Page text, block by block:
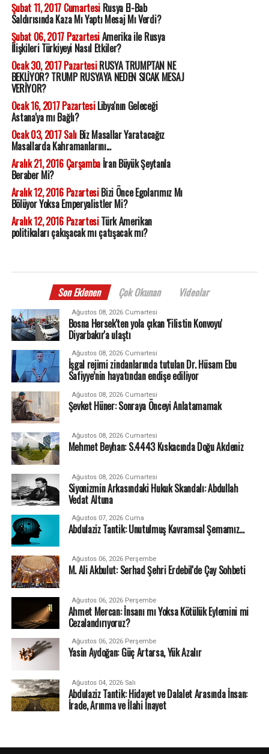
Şubat 11, 2017 CumartesiRusya El-Bab
Saldırısında Kaza Mı Yaptı Mesaj Mı Verdi?
Şubat 06, 2017 PazartesiAmerika ile Rusya
İlişkileri Türkiyeyi Nasıl Etkiler?
Ocak 30, 2017 PazartesiRUSYA TRUMPTAN NE
BEKLİYOR? TRUMP RUSYAYA NEDEN SICAK MESAJ
VERİYOR?
Ocak 16, 2017 PazartesiLibya'nın Geleceği
Astana'ya mı Bağlı?
Ocak 03, 2017 SalıBiz Masallar Yaratacağız
Masallarda Kahramanlarını...
Aralık 21, 2016 Çarşambaİran Büyük Şeytanla
Beraber Mi?
Aralık 12, 2016 PazartesiBizi Önce Egolarımız Mı
Bölüyor Yoksa Emperyalistler Mi?
Aralık 12, 2016 PazartesiTürk Amerikan
politikaları çakışacak mı çatışacak mı?
Son Eklenen Çok Okunan Videolar
Ağustos 08, 2026 Cumartesi
Bosna Hersek'ten yola çıkan 'Filistin Konvoyu'
Diyarbakır'a ulaştı
Ağustos 08, 2026 Cumartesi
İşgal rejimi zindanlarında tutulan Dr. Hüsam Ebu
Safiyye’nin hayatından endişe ediliyor
Ağustos 08, 2026 Cumartesi
Şevket Hüner: Sonraya Önceyi Anlatamamak
Ağustos 08, 2026 Cumartesi
Mehmet Beyhan: S.4443 Kıskacında Doğu Akdeniz
Ağustos 08, 2026 Cumartesi
Siyonizmin Arkasındaki Hukuk Skandalı: Abdullah
Vedat Altuna
Ağustos 07, 2026 Cuma
Abdulaziz Tantik: Unutulmuş Kavramsal Şemamız…
Ağustos 06, 2026 Perşembe
M. Ali Akbulut: Serhad Şehri Erdebil'de Çay Sohbeti
Ağustos 06, 2026 Perşembe
Ahmet Mercan: İnsanı mı Yoksa Kötülük Eylemini mi
Cezalandırıyoruz?
Ağustos 06, 2026 Perşembe
Yasin Aydoğan: Güç Artarsa, Yük Azalır
Ağustos 04, 2026 Salı
Abdulaziz Tantik: Hidayet ve Dalalet Arasında İnsan:
İrade, Arınma ve İlahi İnayet